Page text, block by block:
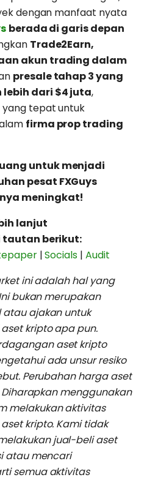
dengan manfaat nyata
berada di garis depan
Trade2Earn,
akun trading dalam
presale tahap 3 yang
dari $4 juta,
tepat untuk
firma prop trading
untuk menjadi
pesat FXGuys
meningkat!
lanjut
tautan berikut:
|Socials | Audit
ini adalah hal yang
bukan merupakan
ajakan untuk
kripto apa pun.
aset kripto
ada unsur resiko
Perubahan harga aset
menggunakan
melakukan aktivitas
kripto. Kami tidak
jual-beli aset
atau mencari
semua aktivitas